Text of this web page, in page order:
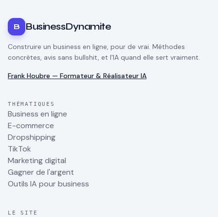
B BusinessDynamite
Construire un business en ligne, pour de vrai. Méthodes
concrètes, avis sans bullshit, et l'IA quand elle sert vraiment.
Frank Houbre — Formateur & Réalisateur IA
THÉMATIQUES
Business en ligne
E-commerce
Dropshipping
TikTok
Marketing digital
Gagner de l'argent
Outils IA pour business
LE SITE